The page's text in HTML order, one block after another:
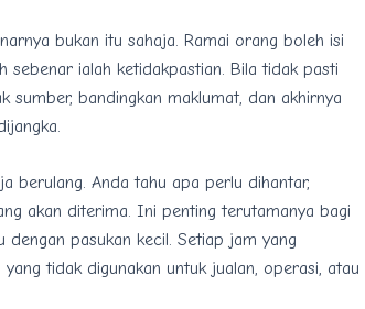
bukan itu sahaja. Ramai orang boleh isi
sebenar ialah ketidakpastian. Bila tidak pasti
sumber, bandingkan maklumat, dan akhirnya
berulang. Anda tahu apa perlu dihantar,
akan diterima. Ini penting terutamanya bagi
pasukan kecil. Setiap jam yang
tidak digunakan untuk jualan, operasi, atau